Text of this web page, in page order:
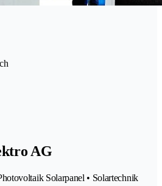
AG
Solarpanel • Solartechnik